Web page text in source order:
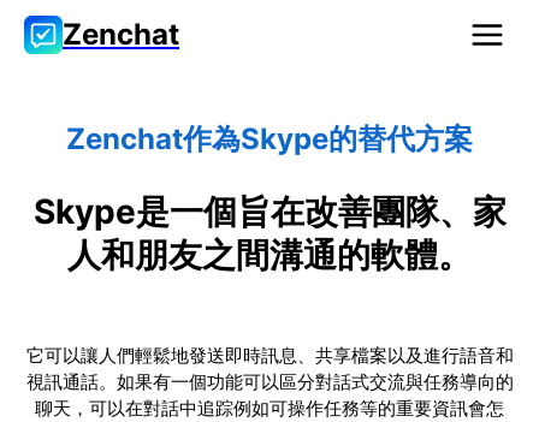
Zenchat
Zenchat作為Skype的替代方案
Skype是一個旨在改善團隊、家
人和朋友之間溝通的軟體。
它可以讓人們輕鬆地發送即時訊息、共享檔案以及進行語音和
視訊通話。如果有一個功能可以區分對話式交流與任務導向的
聊天，可以在對話中追踪例如可操作任務等的重要資訊會怎